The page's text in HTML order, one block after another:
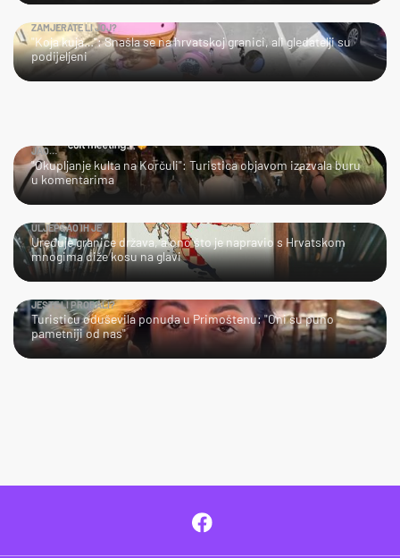
ZAMJERATE LI JOJ?
"Koja kuja…": Snašla se na hrvatskoj granici, ali gledatelji su
podijeljeni
JAO…
"Okupljanje kulta na Korčuli": Turistica objavom izazvala buru
u komentarima
ULJEPŠAO IH JE
Uređuje granice država, a ono što je napravio s Hrvatskom
mnogima diže kosu na glavi
JESTE LI PROBALI?
Turisticu oduševila ponuda u Primoštenu: "Oni su puno
pametniji od nas"